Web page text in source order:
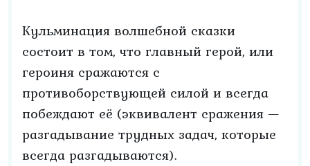
Кульминация волшебной сказки
состоит в том, что главный герой, или
героиня сражаются с
противоборствующей силой и всегда
побеждают её (эквивалент сражения —
разгадывание трудных задач, которые
всегда разгадываются).